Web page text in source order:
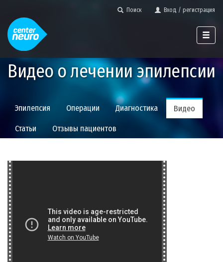
Поиск Вход / регистрация
Видео о лечении эпилепсии
Эпилепсия Операции Диагностика Видео
Статьи Отзывы пациентов